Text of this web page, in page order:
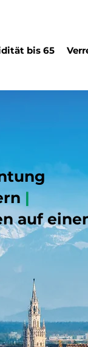
bis 65
|
auf